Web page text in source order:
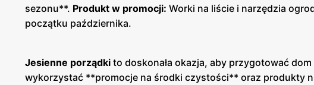
sezonu**. Produkt w promocji: Worki na liście i narzędzia
początku października.
Jesienne porządki to doskonała okazja, aby przygotować
wykorzystać **promocje na środki czystości** oraz produkty